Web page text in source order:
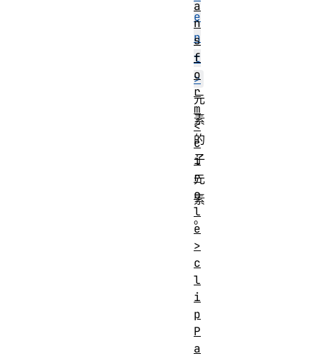
e
n
t
>
元
素
的
子
元
素
。
a
n
s
f
o
r
m
<
c
i
r
c
l
e
>
c
l
i
p
P
a